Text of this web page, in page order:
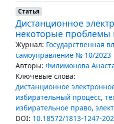
Статья
Дистанционное
некоторые проблемы
Журнал: Государственная
самоуправление № 10/2023
Авторы: Филимонова
Ключевые слова:
дистанционное
избирательный процесс,
избирательное право,
DOI: 10.18572/1813-1247-